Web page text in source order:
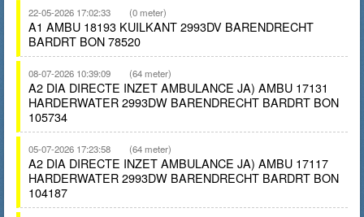
22-05-2026 17:02:33 (0 meter)
A1 AMBU 18193 KUILKANT 2993DV BARENDRECHT
BARDRT BON 78520
08-07-2026 10:39:09 (64 meter)
A2 DIA DIRECTE INZET AMBULANCE JA) AMBU 17131
HARDERWATER 2993DW BARENDRECHT BARDRT BON
105734
05-07-2026 17:23:58 (64 meter)
A2 DIA DIRECTE INZET AMBULANCE JA) AMBU 17117
HARDERWATER 2993DW BARENDRECHT BARDRT BON
104187